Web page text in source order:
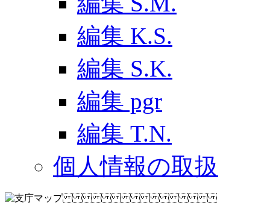
編集 K.S.
編集 S.K.
編集 pgr
編集 T.N.
個人情報の取扱